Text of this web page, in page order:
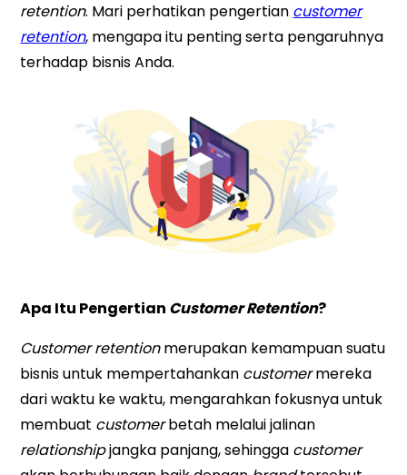
retention. Mari perhatikan pengertian customer
retention, mengapa itu penting serta pengaruhnya
terhadap bisnis Anda.
Apa Itu Pengertian Customer Retention?
Customer retentionmerupakan kemampuan suatu
bisnis untuk mempertahankan customermereka
dari waktu ke waktu, mengarahkan fokusnya untuk
membuat customerbetah melalui jalinan
relationshipjangka panjang, sehingga customer